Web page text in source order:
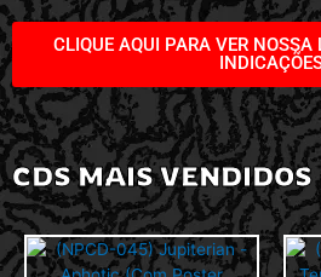
CLIQUE AQUI PARA VER
CDS MAIS VENDIDOS